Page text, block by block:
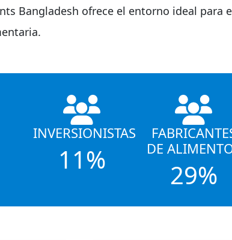
Bangladesh ofrece el entorno ideal para
INVERSIONISTAS
11%
DE
29%